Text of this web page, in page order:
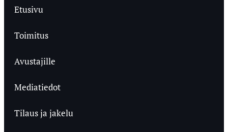
Etusivu
Toimitus
Avustajille
Mediatiedot
Tilaus ja jakelu